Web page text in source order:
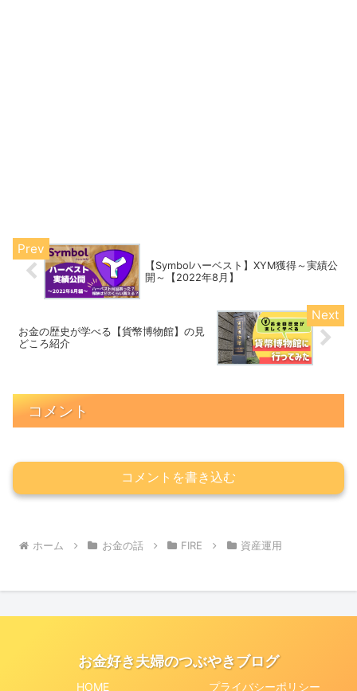
【Symbolハーベスト】XYM獲得～実績公
開～【2022年8月】
お金の歴史が学べる【貨幣博物館】の見
どころ紹介
コメント
コメントを書き込む
ホーム お金の話 FIRE 資産運用
お金好き夫婦のつぶやきブログ
HOME
プライバシーポリシー